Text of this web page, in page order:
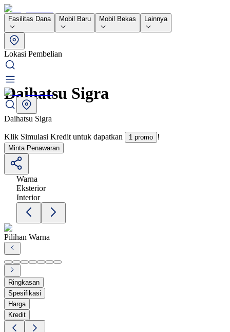
Fasilitas Dana Mobil Baru Mobil Bekas Lainnya
Lokasi Pembelian
Daihatsu Sigra
Daihatsu Sigra
Klik Simulasi Kredit untuk dapatkan 1 promo !
Minta Penawaran
Warna
Eksterior
Interior
Pilihan Warna
Ringkasan
Spesifikasi
Harga
Kredit